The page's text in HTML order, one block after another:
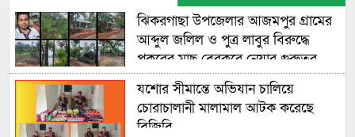
ঝিকরগাছা উপজেলার আজমপুর গ্রামের
আব্দুল জলিল ও পুত্র লাবুর বিরুদ্ধে
পুকুরের মাছ বেরকরে নেয়ার গুরুতর
অভিযোগ উঠেছে
যশোর সীমান্তে অভিযান চালিয়ে
চোরাচালানী মালামাল আটক করেছে
বিজিবি